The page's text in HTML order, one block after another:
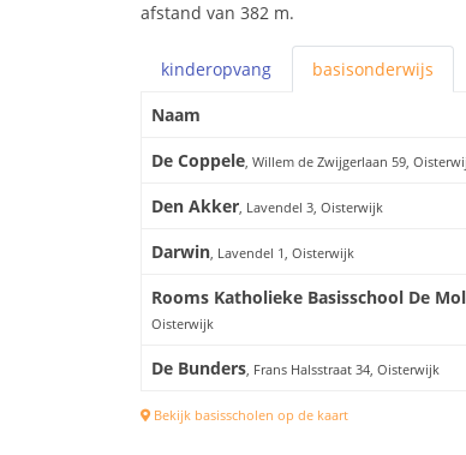
afstand van 382 m.
kinderopvang basisonderwijs
Naam
De Coppele, Willem de Zwijgerlaan 59,
Den Akker, Lavendel 3, Oisterwijk
Darwin, Lavendel 1, Oisterwijk
Rooms Katholieke Basisschool De
Oisterwijk
De Bunders, Frans Halsstraat 34, Oisterwijk
Bekijk basisscholen op de kaart